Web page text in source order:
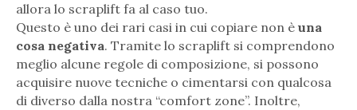
allora lo scraplift fa al caso tuo.
Questo è uno dei rari casi in cui copiare non è una
cosa negativa. Tramite lo scraplift si comprendono
meglio alcune regole di composizione, si possono
acquisire nuove tecniche o cimentarsi con qualcosa
di diverso dalla nostra “comfort zone”. Inoltre,